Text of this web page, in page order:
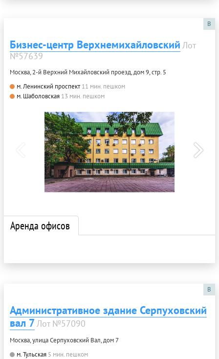
B
Бизнес-центр Верхнемихайловский Лот
№57639
Москва, 2-й Верхний Михайловский проезд, дом 9, стр. 5
м. Ленинский проспект 11 мин. пешком
м. Шаболовская 13 мин. пешком
Аренда офисов
B
Административное здание Серпуховский
вал 7Лот №57090
Москва, улица Серпуховский Вал, дом 7
м. Тульская 5 мин. пешком